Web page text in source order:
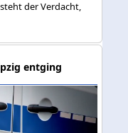
der Verdacht,
entging